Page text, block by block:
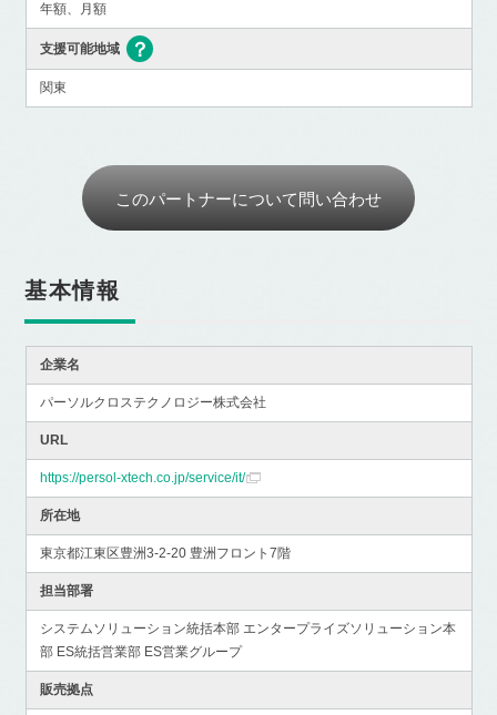
年額、月額
支援可能地域
関東
このパートナーについて問い合わせ
基本情報
企業名
パーソルクロステクノロジー株式会社
URL
https://persol-xtech.co.jp/service/it/
所在地
東京都江東区豊洲3-2-20 豊洲フロント7階
担当部署
システムソリューション統括本部 エンタープライズソリューション本
部 ES統括営業部 ES営業グループ
販売拠点